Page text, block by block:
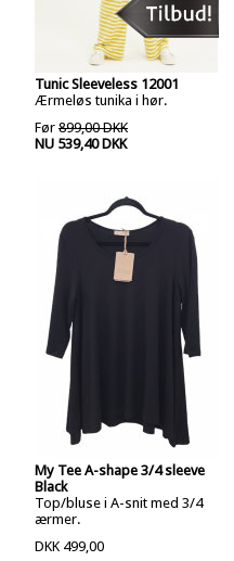
Tunic Sleeveless 12001
Ærmeløs tunika i hør.
Før 899,00 DKK
NU 539,40 DKK
My Tee A-shape 3/4 sleeve
Black
Top/bluse i A-snit med 3/4
ærmer.
DKK 499,00